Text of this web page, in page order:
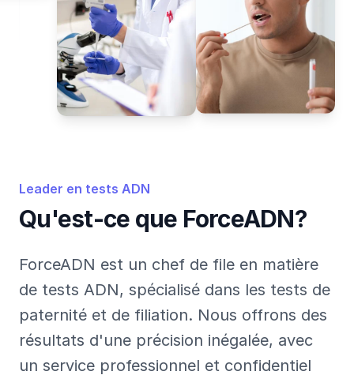
Leader en tests ADN
Qu'est-ce que ForceADN?
ForceADN est un chef de file en matière
de tests ADN, spécialisé dans les tests de
paternité et de filiation. Nous offrons des
résultats d'une précision inégalée, avec
un service professionnel et confidentiel